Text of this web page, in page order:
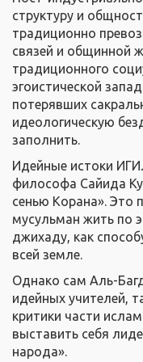
структуру и
традиционно
связей и общинной
традиционного
эгоистической
потерявших
идеологическую
заполнить.
Идейные истоки
философа Сайида
сенью Корана». Это
мусульман жить по
джихаду, как
всей земле.
Однако сам Аль-
идейных учителей,
критики части
выставить себя
народа».